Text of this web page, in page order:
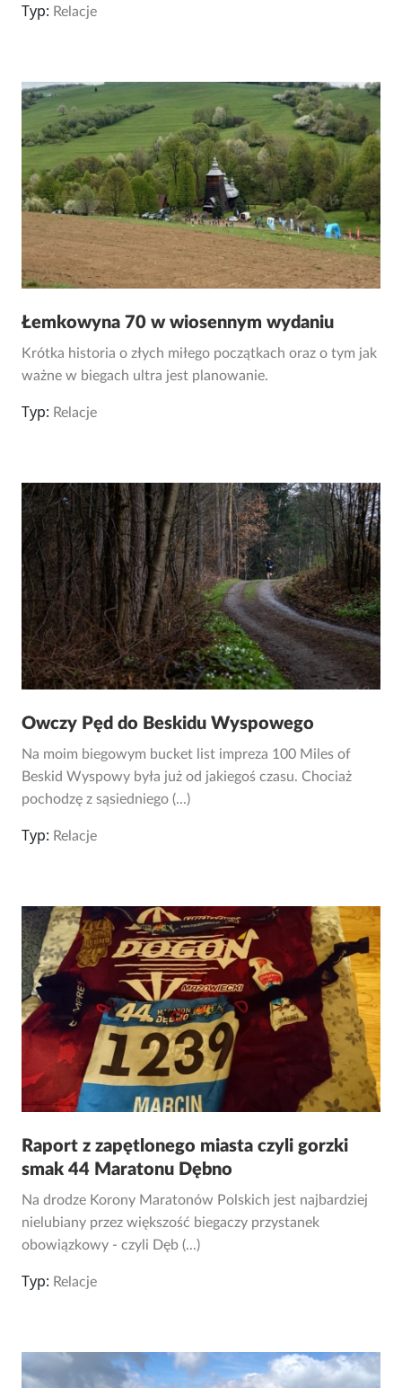
Typ: Relacje
Łemkowyna 70 w wiosennym wydaniu
Krótka historia o złych miłego początkach oraz o tym jak
ważne w biegach ultra jest planowanie.
Typ: Relacje
Owczy Pęd do Beskidu Wyspowego
Na moim biegowym bucket list impreza 100 Miles of
Beskid Wyspowy była już od jakiegoś czasu. Chociaż
pochodzę z sąsiedniego (...)
Typ: Relacje
Raport z zapętlonego miasta czyli gorzki
smak 44 Maratonu Dębno
Na drodze Korony Maratonów Polskich jest najbardziej
nielubiany przez większość biegaczy przystanek
obowiązkowy - czyli Dęb (...)
Typ: Relacje